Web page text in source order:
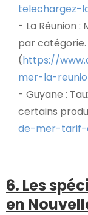
telechargez-
- La Réunion
par catégorie.
(https://
mer-la-
- Guyane :
certains
de-mer-tarif-
6. Les
en